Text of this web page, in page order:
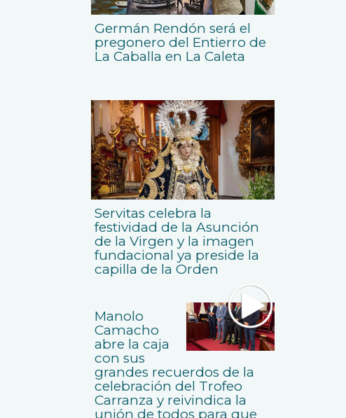
Germán Rendón será el
pregonero del Entierro de
La Caballa en La Caleta
Servitas celebra la
festividad de la Asunción
de la Virgen y la imagen
fundacional ya preside la
capilla de la Orden
Manolo
Camacho
abre la caja
con sus
grandes recuerdos de la
celebración del Trofeo
Carranza y reivindica la
unión de todos para que